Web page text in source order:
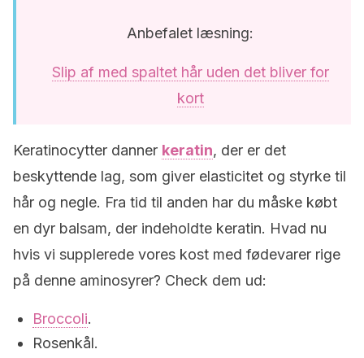
Anbefalet læsning:
Slip af med spaltet hår uden det bliver for
kort
Keratinocytter danner keratin, der er det
beskyttende lag, som giver elasticitet og styrke til
hår og negle. Fra tid til anden har du måske købt
en dyr balsam, der indeholdte keratin. Hvad nu
hvis vi supplerede vores kost med fødevarer rige
på denne aminosyrer? Check dem ud:
Broccoli.
Rosenkål.